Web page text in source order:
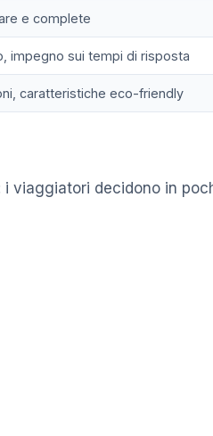
e complete
impegno sui tempi di risposta
caratteristiche eco-friendly
i viaggiatori decidono in